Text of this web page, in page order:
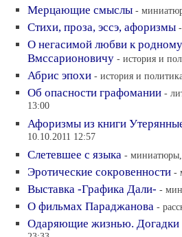
Мерцающие смыслы -
Стихи, проза, эссэ, афоризмы
О негасимой любви к
Вмссарионовичу - история и
Абрис эпохи - история и
Об опасности графомании -
13:00
Афоризмы из книги
10.10.2011 12:57
Слетевшее с языка - миниатюры,
Эротические сокровенности -
Выставка -Графика Дали- -
О фильмах Параджанова -
Одаряющие жизнью. Догадки